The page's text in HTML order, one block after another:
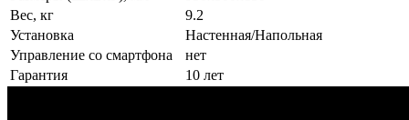
Вес, кг
9.2
Установка
Настенная/Напольная
Управление со смартфона
нет
Гарантия
10 лет